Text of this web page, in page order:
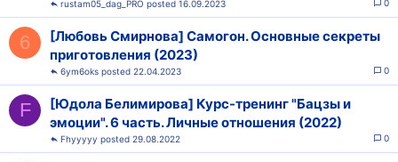
0
16.09.2023
rustam05_dag_PRO
6
[Любовь Смирнова] Самогон. Основные секреты
приготовления (2023)
0
22.04.2023
6ym6oks
F
[Юдола Белимирова] Курс-тренинг "Бацзы и
эмоции". 6 часть. Личные отношения (2022)
0
29.08.2022
Fhyyyyy